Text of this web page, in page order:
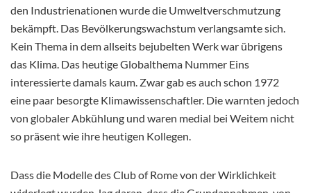
den Industrienationen wurde die Umweltverschmutzung
bekämpft. Das Bevölkerungswachstum verlangsamte sich.
Kein Thema in dem allseits bejubelten Werk war übrigens
das Klima. Das heutige Globalthema Nummer Eins
interessierte damals kaum. Zwar gab es auch schon 1972
eine paar besorgte Klimawissenschaftler. Die warnten jedoch
von globaler Abkühlung und waren medial bei Weitem nicht
so präsent wie ihre heutigen Kollegen.
Dass die Modelle des Club of Rome von der Wirklichkeit